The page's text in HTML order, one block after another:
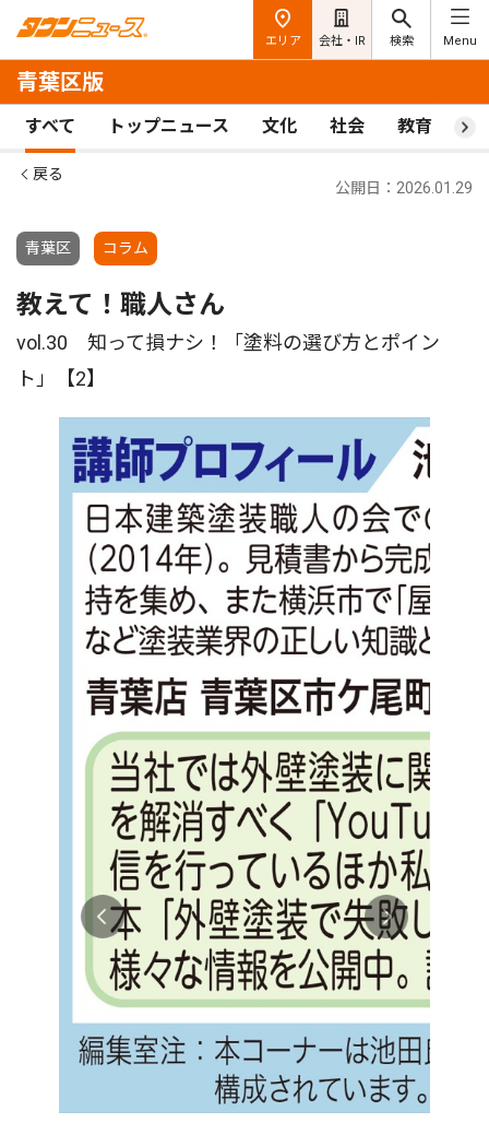
エリア 会社・IR 検索 Menu
青葉区版
すべて トップニュース 文化 社会 教育 ス
戻る
青葉区 コラム
公開日：2026.01.29
教えて！職人さん
vol.30 知って損ナシ！「塗料の選び方とポイン
ト」【2】